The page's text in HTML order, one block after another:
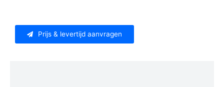
Prijs & levertijd aanvragen